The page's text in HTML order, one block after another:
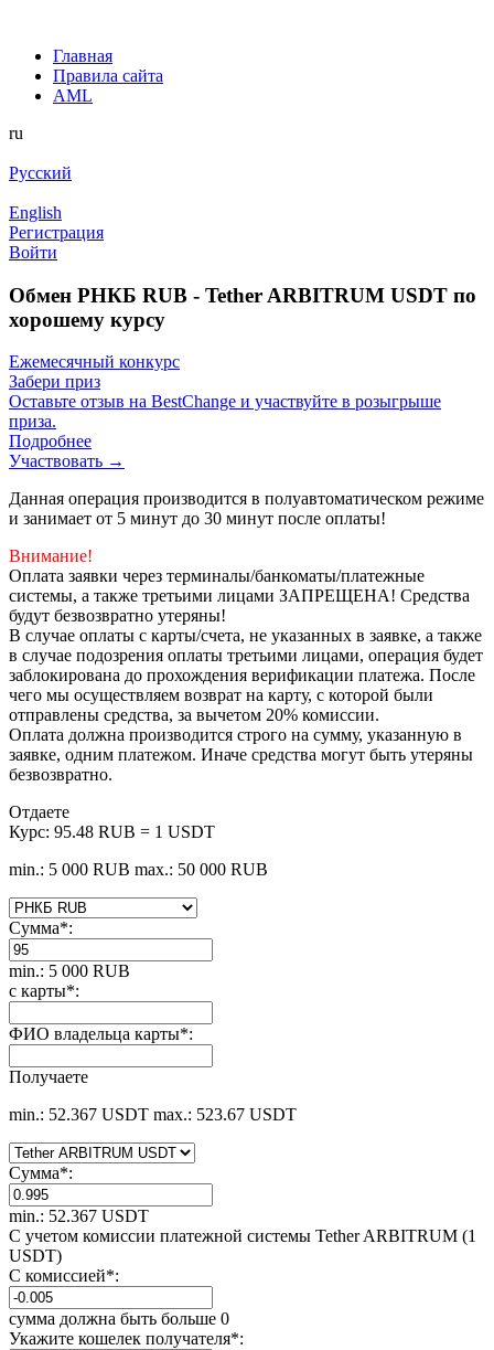
Главная
Правила сайта
AML
ru
Русский
English
Регистрация
Войти
Обмен РНКБ RUB - Tether ARBITRUM USDT по
хорошему курсу
Ежемесячный конкурс
Забери приз
Оставьте отзыв на BestChange и участвуйте в розыгрыше
приза.
Подробнее
Участвовать →
Данная операция производится в полуавтоматическом режиме
и занимает от 5 минут до 30 минут после оплаты!
Внимание!
Оплата заявки через терминалы/банкоматы/платежные
системы, а также третьими лицами ЗАПРЕЩЕНА! Средства
будут безвозвратно утеряны!
В случае оплаты с карты/счета, не указанных в заявке, а также
в случае подозрения оплаты третьими лицами, операция будет
заблокирована до прохождения верификации платежа. После
чего мы осуществляем возврат на карту, с которой были
отправлены средства, за вычетом 20% комиссии.
Оплата должна производится строго на сумму, указанную в
заявке, одним платежом. Иначе средства могут быть утеряны
безвозвратно.
Отдаете
Курс: 95.48 RUB = 1 USDT
min.: 5 000 RUB max.: 50 000 RUB
Сумма*:
min.: 5 000 RUB
с карты*:
ФИО владельца карты*:
Получаете
min.: 52.367 USDT max.: 523.67 USDT
Сумма*:
min.: 52.367 USDT
С учетом комиссии платежной системы Tether ARBITRUM (1
USDT)
С комиссией*:
сумма должна быть больше 0
Укажите кошелек получателя*: